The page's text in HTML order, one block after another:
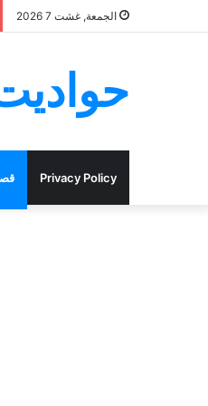
الجمعة, غشت 7 2026
Privacy Policy